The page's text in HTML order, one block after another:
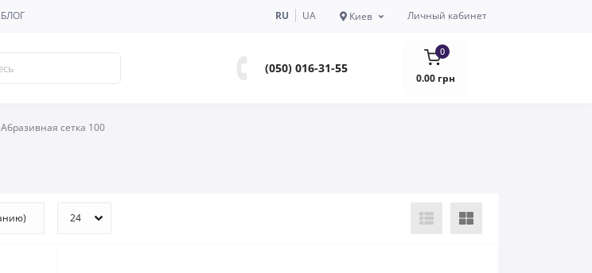
БЛОГ RU UA Киев Личный кабинет
(050) 016-31-55
0
0.00 грн
Абразивная сетка 100